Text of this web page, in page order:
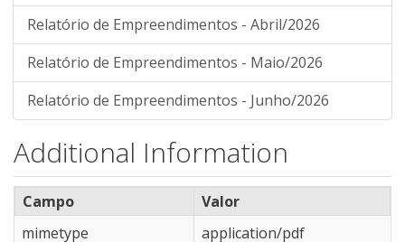
Relatório de Empreendimentos - Abril/2026
Relatório de Empreendimentos - Maio/2026
Relatório de Empreendimentos - Junho/2026
Additional Information
Campo
Valor
mimetype
application/pdf